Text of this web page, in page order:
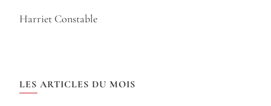
Harriet Constable
LES ARTICLES DU MOIS